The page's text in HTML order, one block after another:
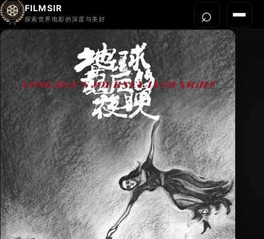
FILMSIR
探索世界电影的深度与美好 菜单
今晚看什么
世界电影节
导演宇宙
影片库
影评与解读
关于我们
⌕打开